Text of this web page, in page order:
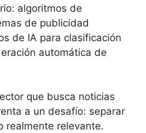
algoritmos de
de publicidad
de IA para clasificación
automática de
que busca noticias
a un desafío: separar
realmente relevante.